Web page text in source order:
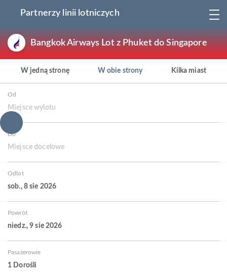
Partnerzy linii lotniczych
Bangkok Airways Lot z Phuket do Singapore
W jedną stronę W obie strony Kilka miast
Od
Miejsce wylotu
Do
Miejsce docelowe
Odlot
sob., 8 sie 2026
Powrót
niedz., 9 sie 2026
Pasażerowie
1 Dorośli